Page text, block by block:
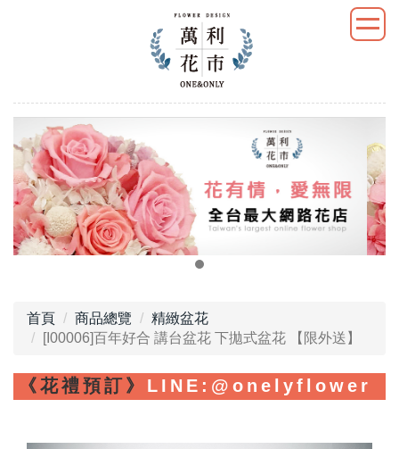
首頁 商品總覽
精緻盆花
[I00006]百年好合 講台盆花 下拋式盆花 【限外送】
《花禮預訂》 LINE :@onelyflower